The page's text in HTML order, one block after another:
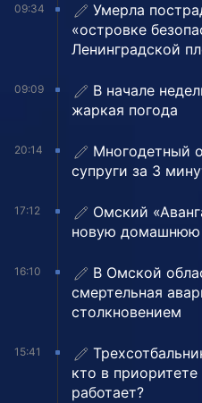
09:34
Умерла
«островке
Ленинградской
09:09
В начале
жаркая погода
20:14
Многодетный
супруги за 3
17:12
Омский
новую
16:10
В Омской
смертельная
столкновением
15:41
кто в
работает?